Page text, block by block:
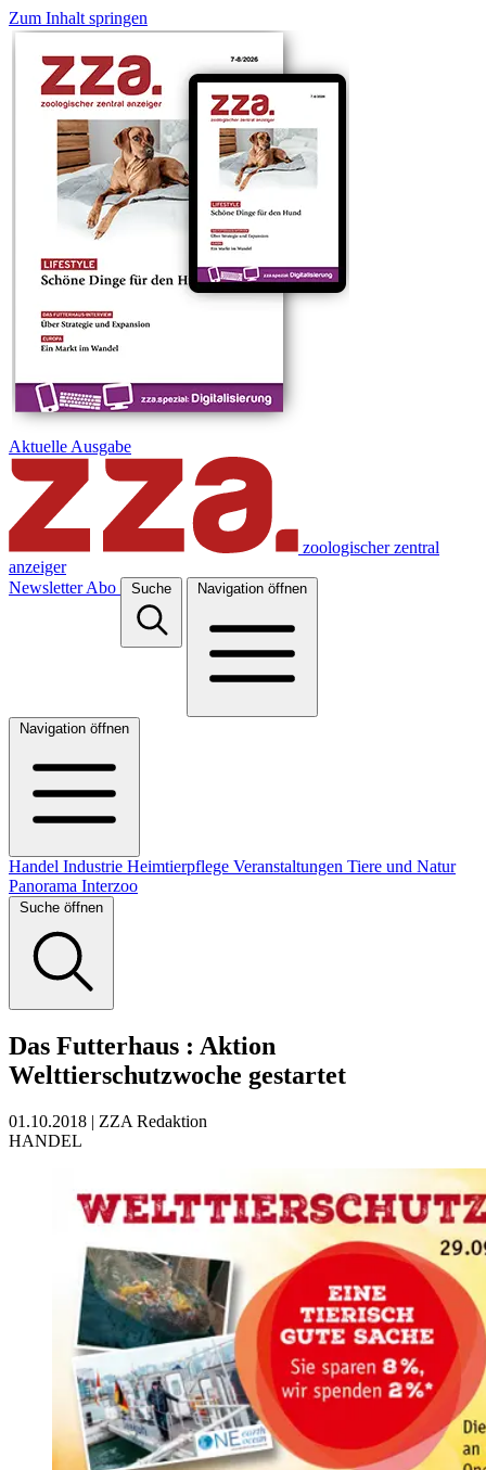
Zum Inhalt springen
Aktuelle Ausgabe
zoologischer zentral
anzeiger
Newsletter Abo Suche Navigation öffnen
Navigation öffnen
Handel Industrie Heimtierpflege Veranstaltungen Tiere und Natur
Panorama Interzoo
Suche öffnen
Das Futterhaus : Aktion
Welttierschutzwoche gestartet
01.10.2018 | ZZA Redaktion
HANDEL